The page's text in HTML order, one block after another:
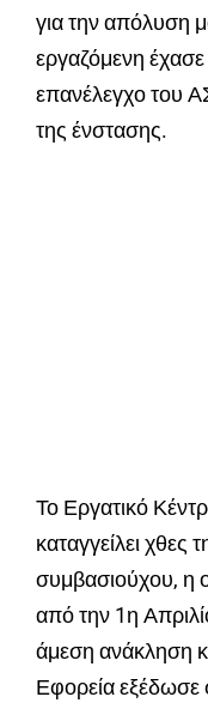
για την απόλυση
εργαζόμενη
επανέλεγχο του
της ένστασης.
Το Εργατικό
καταγγείλει
συμβασιούχου, η
από την 1η
άμεση ανάκληση
Εφορεία εξέδωσε